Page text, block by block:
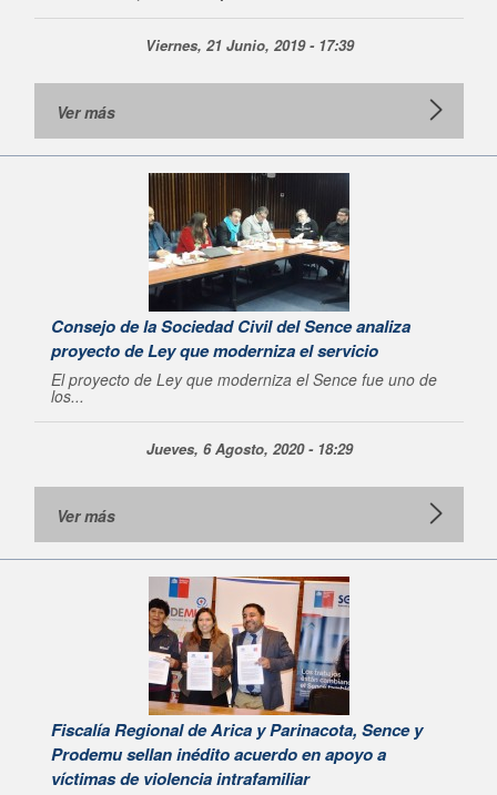
Viernes, 21 Junio, 2019 - 17:39
Ver más
Consejo de la Sociedad Civil del Sence analiza
proyecto de Ley que moderniza el servicio
El proyecto de Ley que moderniza el Sence fue uno de
los...
Jueves, 6 Agosto, 2020 - 18:29
Ver más
Fiscalía Regional de Arica y Parinacota, Sence y
Prodemu sellan inédito acuerdo en apoyo a
víctimas de violencia intrafamiliar